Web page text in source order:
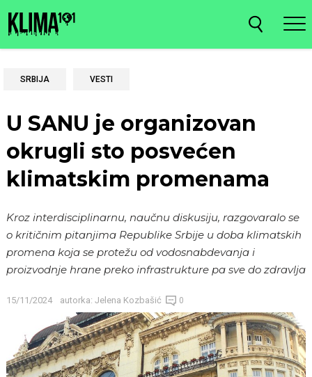
SRBIJA VESTI
U SANU je organizovan
okrugli sto posvećen
klimatskim promenama
Kroz interdisciplinarnu, naučnu diskusiju, razgovaralo se
o kritičnim pitanjima Republike Srbije u doba klimatskih
promena koja se protežu od vodosnabdevanja i
proizvodnje hrane preko infrastrukture pa sve do zdravlja
15/11/2024 autorka: Jelena Kozbašić 0